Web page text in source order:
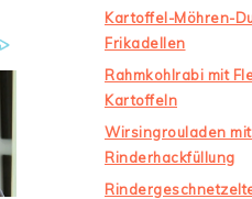
Kartoffel-Möhren-
Frikadellen
Rahmkohlrabi mit
Kartoffeln
Wirsingrouladen
Rinderhackfüllung